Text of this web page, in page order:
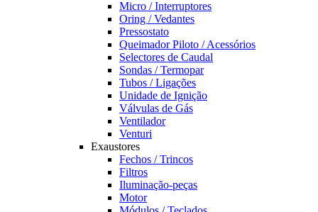
Micro / Interruptores
Oring / Vedantes
Pressostato
Queimador Piloto / Acessórios
Selectores de Caudal
Sondas / Termopar
Tubos / Ligações
Unidade de Ignição
Válvulas de Gás
Ventilador
Venturi
Exaustores
Fechos / Trincos
Filtros
Iluminação-peças
Motor